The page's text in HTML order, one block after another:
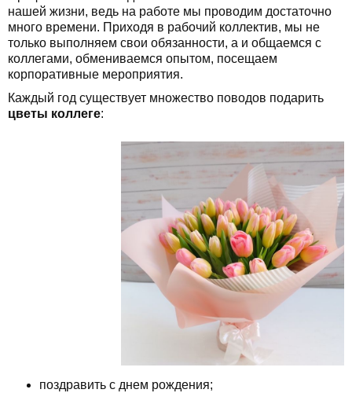
нашей жизни, ведь на работе мы проводим достаточно
много времени. Приходя в рабочий коллектив, мы не
только выполняем свои обязанности, а и общаемся с
коллегами, обмениваемся опытом, посещаем
корпоративные мероприятия.
Каждый год существует множество поводов подарить
цветы коллеге:
поздравить с днем рождения;